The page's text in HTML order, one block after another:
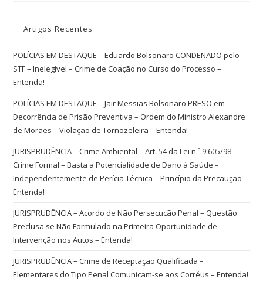
Artigos Recentes
POLÍCIAS EM DESTAQUE – Eduardo Bolsonaro CONDENADO pelo
STF – Inelegível – Crime de Coação no Curso do Processo –
Entenda!
POLÍCIAS EM DESTAQUE – Jair Messias Bolsonaro PRESO em
Decorrência de Prisão Preventiva – Ordem do Ministro Alexandre
de Moraes – Violação de Tornozeleira – Entenda!
JURISPRUDÊNCIA – Crime Ambiental – Art. 54 da Lei n.º 9.605/98
Crime Formal – Basta a Potencialidade de Dano à Saúde –
Independentemente de Perícia Técnica – Princípio da Precaução –
Entenda!
JURISPRUDÊNCIA – Acordo de Não Persecução Penal – Questão
Preclusa se Não Formulado na Primeira Oportunidade de
Intervenção nos Autos – Entenda!
JURISPRUDÊNCIA – Crime de Receptação Qualificada –
Elementares do Tipo Penal Comunicam-se aos Corréus – Entenda!